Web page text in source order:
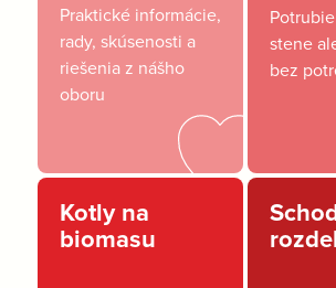
Praktické informácie,
rady, skúsenosti a
riešenia z nášho
oboru
stene
bez
Kotly na
biomasu